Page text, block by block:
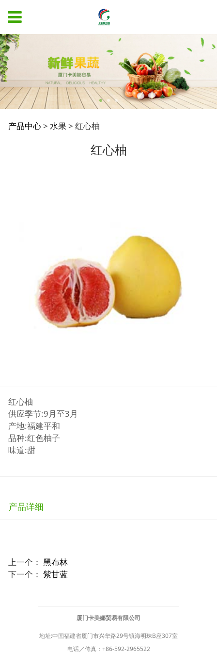
红心柚
产品中心> 水果 > 红心柚
红心柚
红心柚
供应季节:9月至3月
产地:福建平和
品种:红色柚子
味道:甜
产品详细
上一个： 黑布林
下一个： 紫甘蓝
厦门卡美娜贸易有限公司
地址:中国福建省厦门市兴华路29号镇海明珠B座307室
电话／传真： +86-592-2965522